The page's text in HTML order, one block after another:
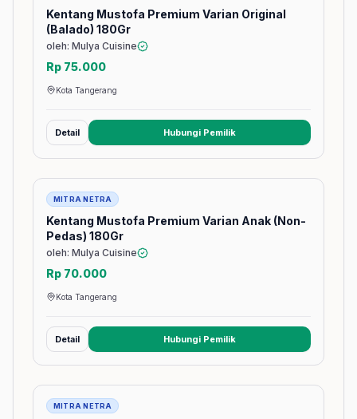
Kentang Mustofa Premium Varian Original
(Balado) 180Gr
oleh: Mulya Cuisine
Rp 75.000
Kota Tangerang
Detail Hubungi Pemilik(membuka tab baru)
Barang
MITRA NETRA
Kentang Mustofa Premium Varian Anak (Non-
Pedas) 180Gr
oleh: Mulya Cuisine
Rp 70.000
Kota Tangerang
Detail Hubungi Pemilik(membuka tab baru)
Barang
MITRA NETRA